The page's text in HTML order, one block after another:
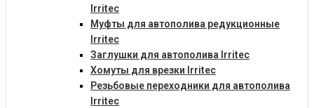
Irritec
Муфты для автополива редукционные
Irritec
Заглушки для автополива Irritec
Хомуты для врезки Irritec
Резьбовые переходники для автополива
Irritec